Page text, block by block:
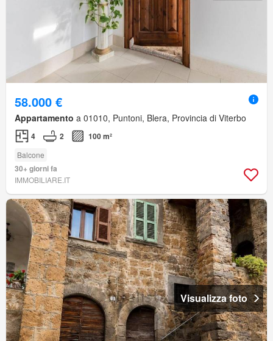
58.000 €
Appartamento a 01010, Puntoni, Blera, Provincia di Viterbo
4 2 100 m²
Balcone
30+ giorni fa
IMMOBILIARE.IT
Visualizza foto